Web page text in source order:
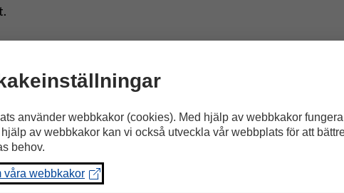
limmar man samman två likadana märken så att man
eller bakåt i pärmen.
med självhäftande bokplast i pärmen så att öppningen på
önskar byta ut sidan i pärmen förenklas detta om
använder webbkakor (cookies). Med hjälp av webbkakor
hjälp av webbkakor kan vi också utveckla vår webbplats för att
behov.
våra webbkakor